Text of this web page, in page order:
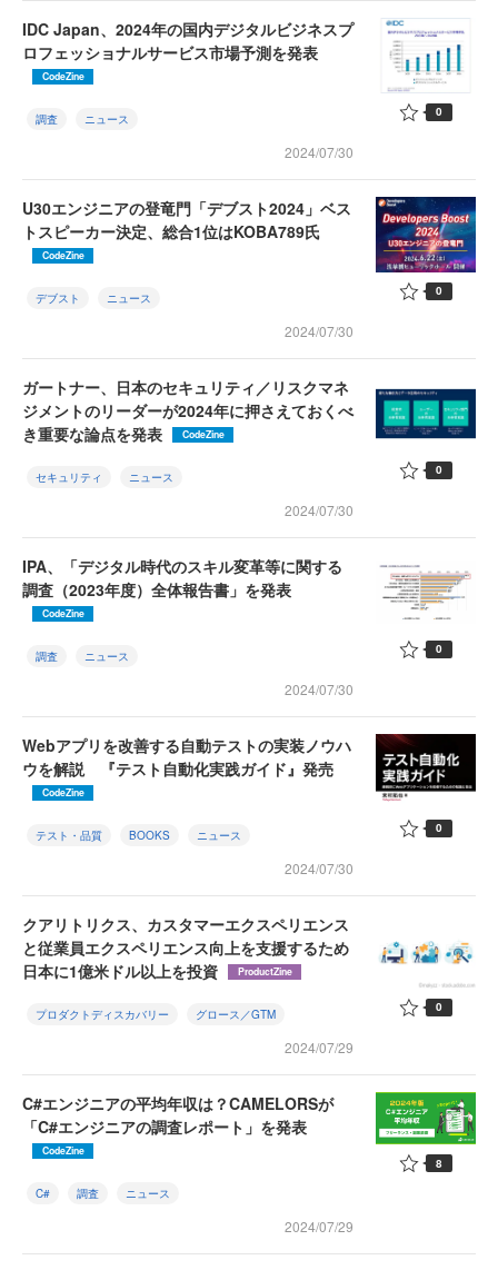
IDC Japan、2024年の国内デジタルビジネスプ
ロフェッショナルサービス市場予測を発表
CodeZine
調査 ニュース
2024/07/30
0
U30エンジニアの登竜門「デブスト2024」ベス
トスピーカー決定、総合1位はKOBA789氏
CodeZine
デブスト ニュース
2024/07/30
0
ガートナー、日本のセキュリティ／リスクマネ
ジメントのリーダーが2024年に押さえておくべ
き重要な論点を発表
CodeZine
セキュリティ ニュース
2024/07/30
0
IPA、「デジタル時代のスキル変革等に関する
調査（2023年度）全体報告書」を発表
CodeZine
調査 ニュース
2024/07/30
0
Webアプリを改善する自動テストの実装ノウハ
ウを解説 『テスト自動化実践ガイド』発売
CodeZine
テスト・品質 BOOKS ニュース
2024/07/30
0
クアリトリクス、カスタマーエクスペリエンス
と従業員エクスペリエンス向上を支援するため
日本に1億米ドル以上を投資
ProductZine
プロダクトディスカバリー グロース／GTM
2024/07/29
0
C#エンジニアの平均年収は？CAMELORSが
「C#エンジニアの調査レポート」を発表
CodeZine
C# 調査 ニュース
2024/07/29
8